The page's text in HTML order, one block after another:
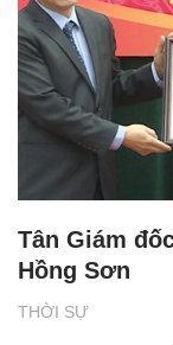
THỜI SỰ
Tân Giám
Hồng Sơn